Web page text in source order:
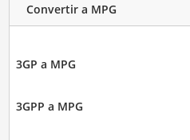
Convertir a MPG
3GP a MPG
3GPP a MPG